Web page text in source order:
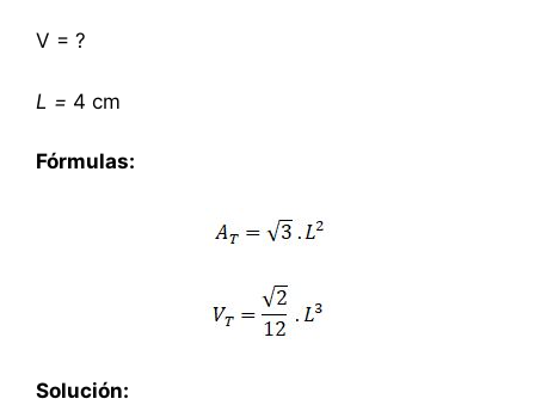
V = ?
L = 4 cm
Fórmulas:
Solución: